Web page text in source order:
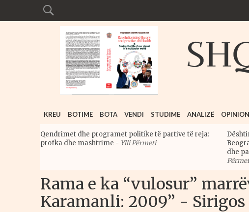
KREU BOTIME BOTA VENDI STUDIME ANALIZË OPINION
Qendrimet dhe programet politike të partive të reja:
profka dhe mashtrime - Ylli Përmeti
dhe
Rama e ka “vulosur”
Karamanli: 2009” - Sirigos